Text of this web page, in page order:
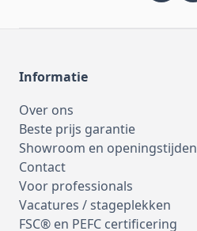
Informatie
Over ons
Beste prijs garantie
Showroom en openingstijden
Contact
Voor professionals
Vacatures / stageplekken
FSC® en PEFC certificering